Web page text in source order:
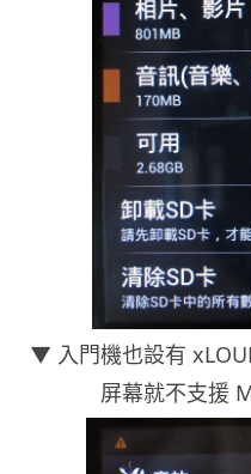
▼ 入門機也設有
屏幕就不支援